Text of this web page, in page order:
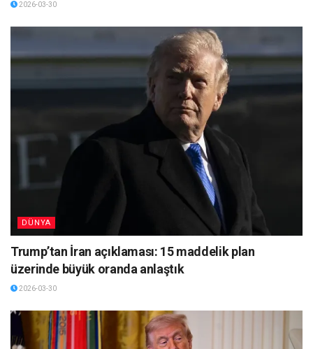
2026-03-30
DÜNYA
Trump’tan İran açıklaması: 15 maddelik plan
üzerinde büyük oranda anlaştık
2026-03-30